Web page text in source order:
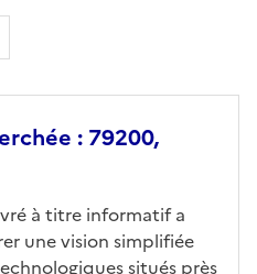
dans le presse-papier
: 79200,
à titre informatif a
une vision simplifiée
situés près